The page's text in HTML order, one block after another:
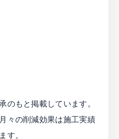
のもと掲載しています。
々の削減効果は施工実績
す。